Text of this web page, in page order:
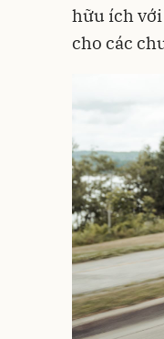
hữu ích
cho các